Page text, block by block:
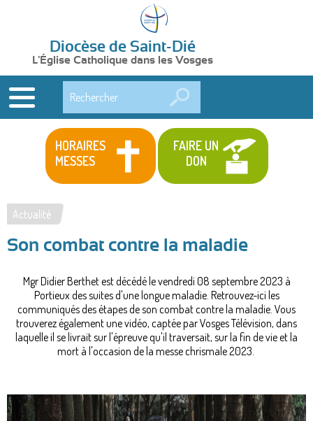
Diocèse de Saint-Dié
L'Église Catholique dans les Vosges
HORAIRES
MESSES
FAIRE UN
DON
Vous
êtes
Actualité
Son combat contre la maladie
Mgr Didier Berthet est décédé le vendredi 08 septembre 2023 à
Portieux des suites d'une longue maladie. Retrouvez-ici les
communiqués des étapes de son combat contre la maladie. Vous
trouverez également une vidéo, captée par Vosges Télévision, dans
laquelle il se livrait sur l'épreuve qu'il traversait, sur la fin de vie et la
mort à l'occasion de la messe chrismale 2023.